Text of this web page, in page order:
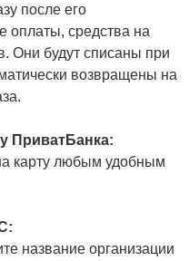
после его
оплаты, средства на
Они будут списаны при
возвращены на
ПриватБанка:
карту любым удобным
название организации